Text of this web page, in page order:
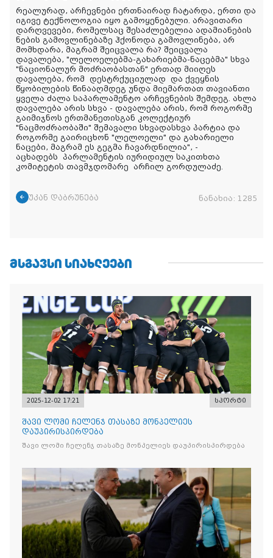
რეალურად, არჩევნები ერთნაირად ჩატარდა, ერთი და
იგივე ტექნოლოგია იყო გამოყენებული. არავითარი
დარღვევები, რომელსაც შესაძლებელია ადამიანების
ნების გამოვლინებაზე ჰქონოდა გამოვლინება, არ
მომხდარა, მაგრამ შეიცვალა რა? შეიცვალა
დავალება, "ლელოელებმა-გახარიებმა-ნაცებმა" სხვა
"ნაციონალურ მოძრაობასთან" ერთად მიიღეს
დავალება, რომ დესტრქუციულად და ქვეყნის
წყობილების წინააღმდეგ უნდა მიემართათ თავიანთი
ყველა ძალა საპარლამენტო არჩევნების შემდეგ. ახლა
დავალება არის სხვა - დავალება არის, რომ როგორმე
გაიმიჯნოს ერთმანეთისგან კოლექტიურ
"ნაცმოძრაობაში" შემავალი სხვადასხვა პარტია და
როგორმე გაირიცხონ "ლელოელი" და გახარიელი
ნაცები, მაგრამ ეს გეგმა ჩავარდნილია", -
აცხადებს პარლამენტის იურიდიულ საკითხთა
კომიტეტის თავმჯდომარე არჩილ გორდულაძე.
უკან დაბრუნება ნანახია: 1285
ᲛᲡᲒᲐᲕᲡᲘ ᲡᲘᲐᲮᲚᲔᲔᲑᲘ
2025-12-02 17:21 სპორტი
შავი ლომი ჩელენჯ თასაზე მონპელიეს
დაუპირისპირდება
შავი ლომი ჩელენჯ თასაზე მონპელიეს დაუპირისპირდება